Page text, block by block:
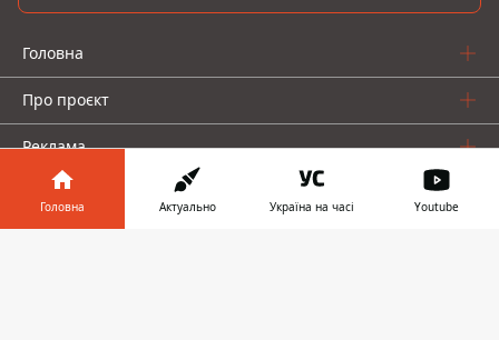
Головна
Про проєкт
Реклама
Про нас
Головна Актуально Україна на часі Youtube